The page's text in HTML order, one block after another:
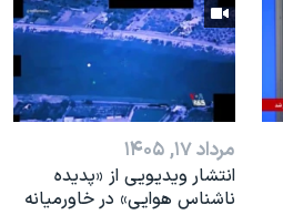
صلح
«سی‌پک»
مرداد ۱۷, ۱۴۰۵
انتشار ویدیویی از «پدیده‌
ناشناس هوایی» در خاورمیانه